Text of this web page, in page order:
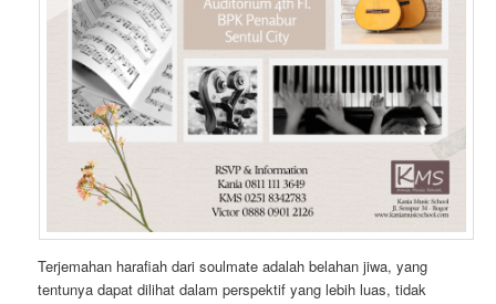
Terjemahan harafiah dari soulmate adalah belahan jiwa, yang
tentunya dapat dilihat dalam perspektif yang lebih luas, tidak